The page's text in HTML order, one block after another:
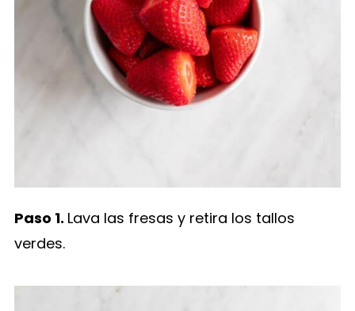
Paso 1. Lava las fresas y retira los tallos
verdes.